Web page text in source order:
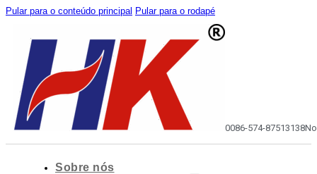
Pular para o conteúdo principal Pular para o rodapé
0086-574-87513138
Sobre nós